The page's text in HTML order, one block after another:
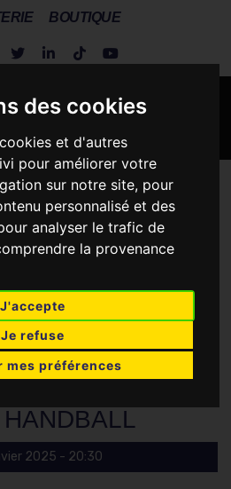
des cookies
et d'autres
pour améliorer votre
sur notre site, pour
personnalisé et des
analyser le trafic de
la provenance
J'accepte
Je refuse
mes préférences
BOUTIQUE
Côte d’Azur Handball vs Metz
D’AZUR
32
2025 - 20:30